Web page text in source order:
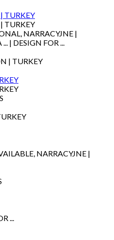
TURKEY
TURKEY
NARRACYJNE |
| DESIGN FOR ...
NARRACYJNE |
...